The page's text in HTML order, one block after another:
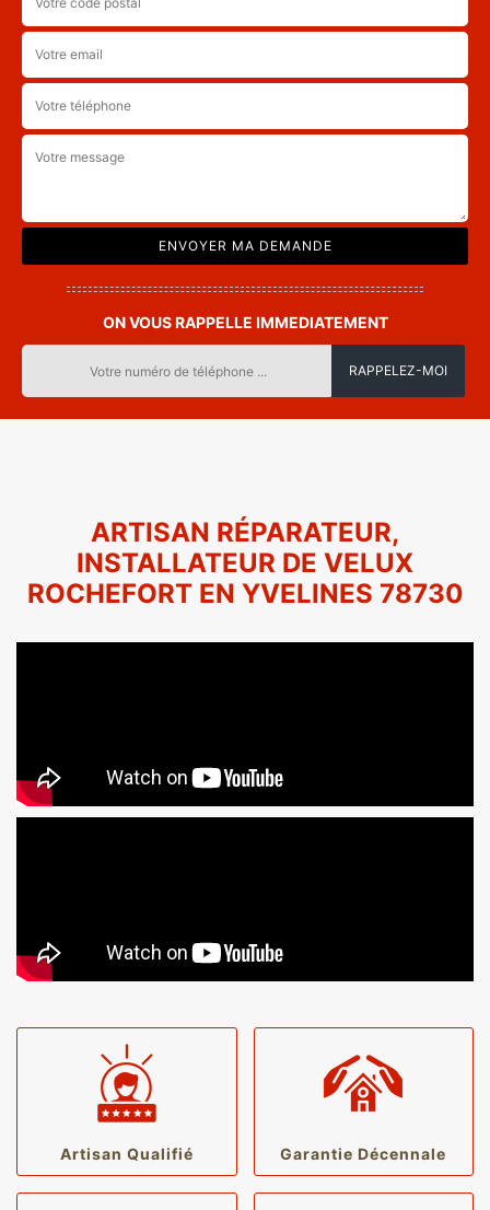
ON VOUS RAPPELLE IMMEDIATEMENT
ARTISAN RÉPARATEUR,
INSTALLATEUR DE VELUX
ROCHEFORT EN YVELINES 78730
Artisan Qualifié Garantie Décennale